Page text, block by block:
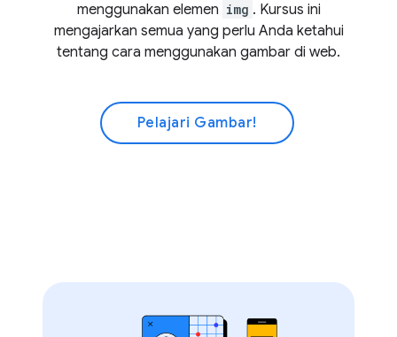
menggunakan elemen img . Kursus ini
mengajarkan semua yang perlu Anda ketahui
tentang cara menggunakan gambar di web.
Pelajari Gambar!